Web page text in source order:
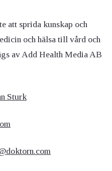
att sprida kunskap och
och hälsa till vård och
av Add Health Media AB
Sturk